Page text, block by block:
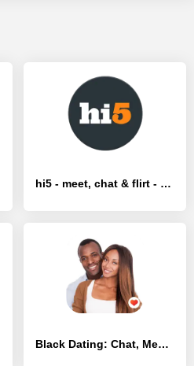
hi5 - meet, chat & flirt - [Без рекламы]
Black Dating: Chat, Meet, Date - [Полная версия]